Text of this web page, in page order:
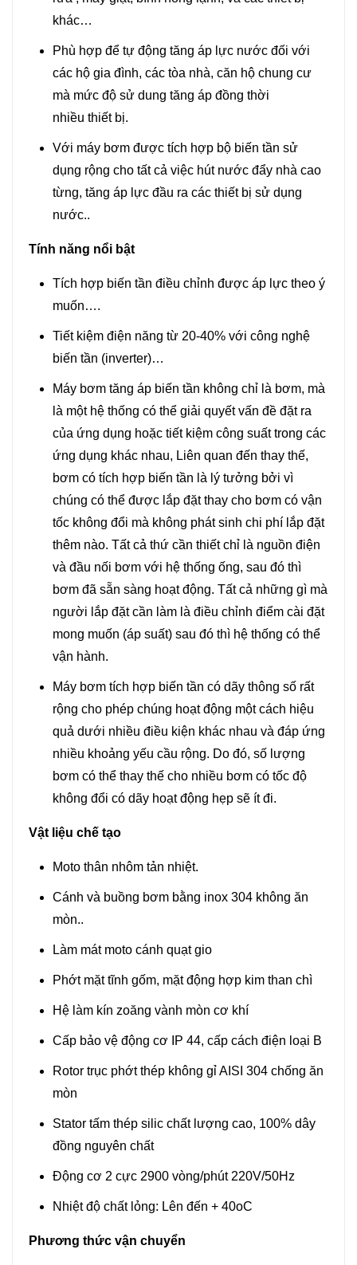
khác…
Phù hợp để tự động tăng áp lực nước đối với
các hộ gia đình, các tòa nhà, căn hộ chung cư
mà mức độ sử dung tăng áp đồng thời
nhiều thiết bị.
Với máy bơm được tích hợp bộ biến tần sử
dụng rộng cho tất cả việc hút nước đẩy nhà cao
từng, tăng áp lực đầu ra các thiết bị sử dụng
nước..
Tính năng nổi bật
Tích hợp biến tần điều chỉnh được áp lực theo ý
muốn….
Tiết kiệm điện năng từ 20-40% với công nghệ
biến tần (inverter)…
Máy bơm tăng áp biến tần không chỉ là bơm, mà
là một hệ thống có thể giải quyết vấn đề đặt ra
của ứng dụng hoặc tiết kiệm công suất trong các
ứng dụng khác nhau, Liên quan đến thay thế,
bơm có tích hợp biến tần là lý tưởng bởi vì
chúng có thể được lắp đặt thay cho bơm có vận
tốc không đổi mà không phát sinh chi phí lắp đặt
thêm nào. Tất cả thứ cần thiết chỉ là nguồn điện
và đầu nối bơm với hệ thống ống, sau đó thì
bơm đã sẵn sàng hoạt động. Tất cả những gì mà
người lắp đặt cần làm là điều chỉnh điểm cài đặt
mong muốn (áp suất) sau đó thì hệ thống có thể
vận hành.
Máy bơm tích hợp biến tần có dãy thông số rất
rộng cho phép chúng hoạt động một cách hiệu
quả dưới nhiều điều kiện khác nhau và đáp ứng
nhiều khoảng yếu cầu rộng. Do đó, số lượng
bơm có thể thay thế cho nhiều bơm có tốc độ
không đổi có dãy hoạt động hẹp sẽ ít đi.
Vật liệu chế tạo
Moto thân nhôm tản nhiệt.
Cánh và buồng bơm bằng inox 304 không ăn
mòn..
Làm mát moto cánh quạt gio
Phớt mặt tĩnh gốm, mặt động hợp kim than chì
Hệ làm kín zoăng vành mòn cơ khí
Cấp bảo vệ động cơ IP 44, cấp cách điện loại B
Rotor trục phớt thép không gỉ AISI 304 chống ăn
mòn
Stator tấm thép silic chất lượng cao, 100% dây
đồng nguyên chất
Động cơ 2 cực 2900 vòng/phút 220V/50Hz
Nhiệt độ chất lỏng: Lên đến + 40oC
Phương thức vận chuyển